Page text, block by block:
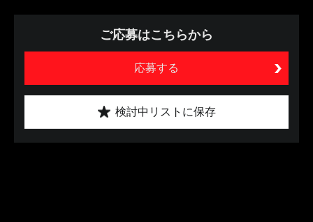
ご応募はこちらから
応募する
検討中リストに保存